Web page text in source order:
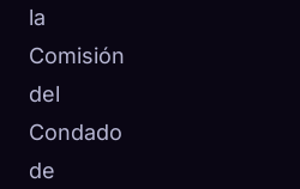
la
Comisión
del
Condado
de
Recopilados: